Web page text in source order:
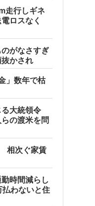
走行しギネ
ロスなく
がなさすぎ
かされ
」数年で枯
る大統領令
の渡米を問
相次ぐ家賃
時間減らし
払わないと住